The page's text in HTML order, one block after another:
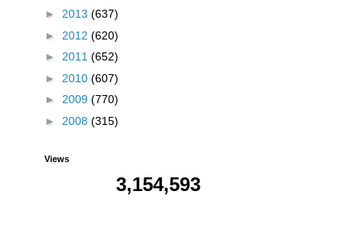
► 2013 (637)
► 2012 (620)
► 2011 (652)
► 2010 (607)
► 2009 (770)
► 2008 (315)
Views
3,154,593